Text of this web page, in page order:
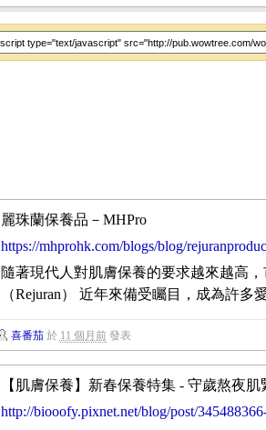
麗珠蘭保養品－MHPro
https://mhprohk.com/blogs/blog/
隨著現代人對肌膚保養的要求越來越高
（Rejuran） 近年來備受矚目，成為許多
喜番茄於 11 個月前發表
【肌膚保養】新春保養特集 - 守歲熬夜
http://biooofy.pixnet.net/blog/post/